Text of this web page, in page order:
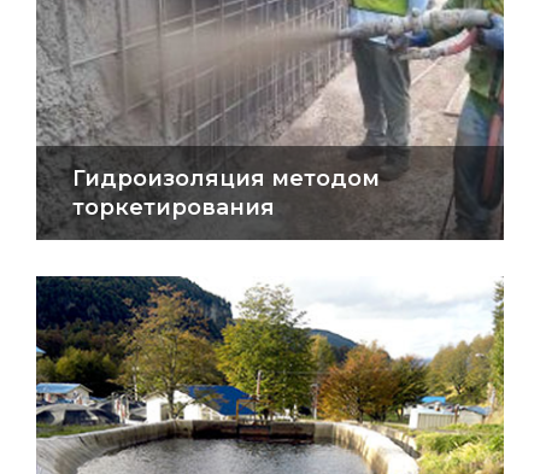
Гидроизоляция методом
торкетирования